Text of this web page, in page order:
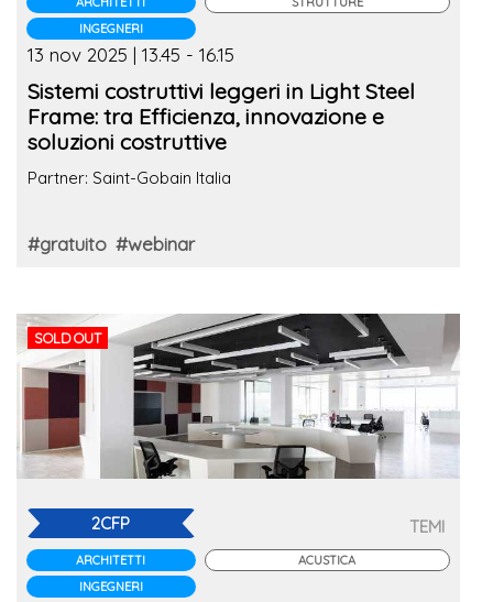
INGEGNERI
13 nov 2025 | 13.45 - 16.15
Sistemi costruttivi leggeri in Light Steel
Frame: tra Efficienza, innovazione e
soluzioni costruttive
Partner: Saint-Gobain Italia
#gratuito #webinar
SOLD OUT
2CFP
ARCHITETTI
INGEGNERI
TEMI
ACUSTICA